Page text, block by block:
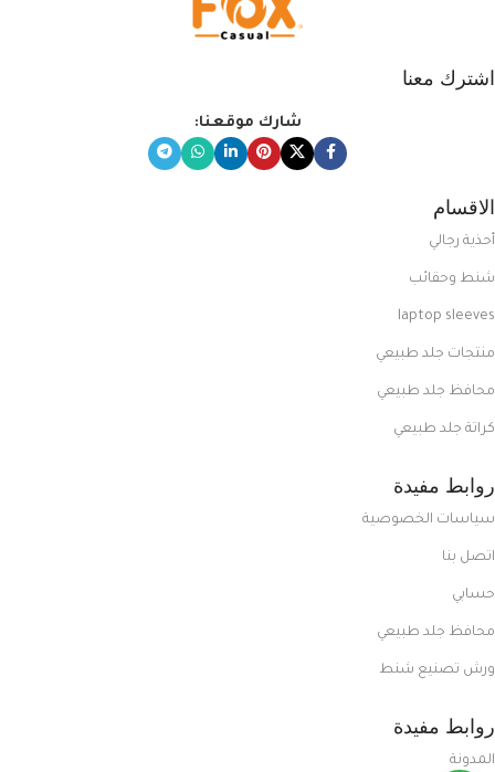
اشترك معنا
شارك موقعنا:
الاقسام
أحذية رجالي
شنط وحقائب
laptop sleeves
منتجات جلد طبيعي
محافظ جلد طبيعي
كراتة جلد طبيعي
روابط مفيدة
سياسات الخصوصية
اتصل بنا
حسابي
محافظ جلد طبيعي
ورش تصنيع شنط
روابط مفيدة
المدونة